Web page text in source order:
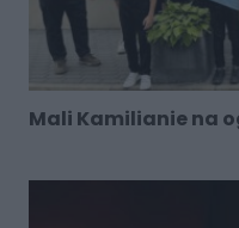
Mali Kamilianie na